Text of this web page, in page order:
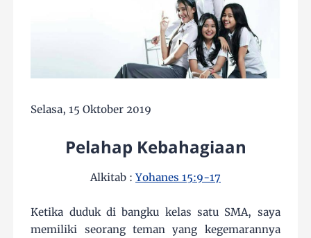
Selasa, 15 Oktober 2019
Pelahap Kebahagiaan
Alkitab :Yohanes 15:9-17
Ketika duduk di bangku kelas satu SMA, saya
memiliki seorang teman yang kegemarannya